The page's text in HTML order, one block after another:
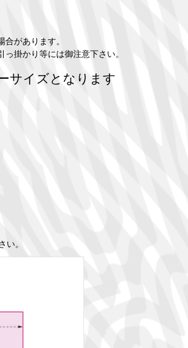
があります。
掛かり等には御注意下さい。
サイズとなります
い。